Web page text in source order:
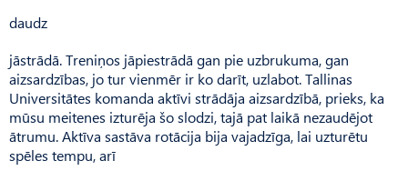
daudz
jāstrādā. Treniņos jāpiestrādā gan pie uzbrukuma, gan
aizsardzības, jo tur vienmēr ir ko darīt, uzlabot. Tallinas
Universitātes komanda aktīvi strādāja aizsardzībā, prieks, ka
mūsu meitenes izturēja šo slodzi, tajā pat laikā nezaudējot
ātrumu. Aktīva sastāva rotācija bija vajadzīga, lai uzturētu
spēles tempu, arī